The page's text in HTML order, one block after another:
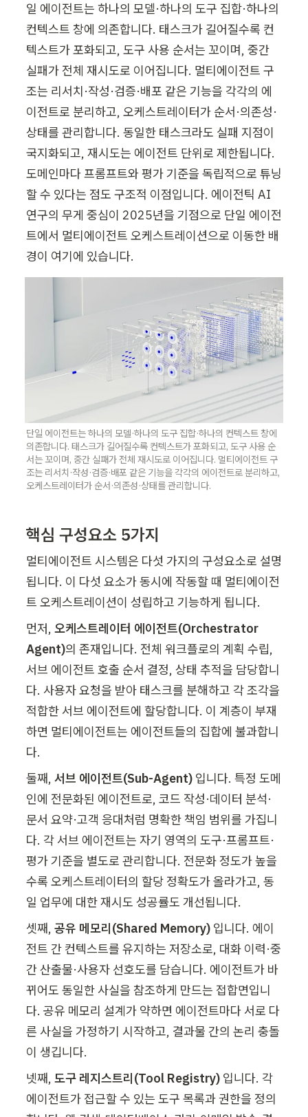
일 에이전트는 하나의 모델·하나의 도구 집합·하나의
컨텍스트 창에 의존합니다. 태스크가 길어질수록 컨
텍스트가 포화되고, 도구 사용 순서는 꼬이며, 중간
실패가 전체 재시도로 이어집니다. 멀티에이전트 구
조는 리서치·작성·검증·배포 같은 기능을 각각의 에
이전트로 분리하고, 오케스트레이터가 순서·의존성·
상태를 관리합니다. 동일한 태스크라도 실패 지점이
국지화되고, 재시도는 에이전트 단위로 제한됩니다.
도메인마다 프롬프트와 평가 기준을 독립적으로 튜닝
할 수 있다는 점도 구조적 이점입니다. 에이전틱 AI
연구의 무게 중심이 2025년을 기점으로 단일 에이전
트에서 멀티에이전트 오케스트레이션으로 이동한 배
경이 여기에 있습니다.
단일 에이전트는 하나의 모델·하나의 도구 집합·하나의 컨텍스트 창에
의존합니다. 태스크가 길어질수록 컨텍스트가 포화되고, 도구 사용 순
서는 꼬이며, 중간 실패가 전체 재시도로 이어집니다. 멀티에이전트 구
조는 리서치·작성·검증·배포 같은 기능을 각각의 에이전트로 분리하고,
오케스트레이터가 순서·의존성·상태를 관리합니다.
핵심 구성요소 5가지
멀티에이전트 시스템은 다섯 가지의 구성요소로 설명
됩니다. 이 다섯 요소가 동시에 작동할 때 멀티에이전
트 오케스트레이션이 성립하고 기능하게 됩니다.
먼저, 오케스트레이터 에이전트(Orchestrator
Agent)의 존재입니다. 전체 워크플로의 계획 수립,
서브 에이전트 호출 순서 결정, 상태 추적을 담당합니
다. 사용자 요청을 받아 태스크를 분해하고 각 조각을
적합한 서브 에이전트에 할당합니다. 이 계층이 부재
하면 멀티에이전트는 에이전트들의 집합에 불과합니
다.
둘째, 서브 에이전트(Sub-Agent) 입니다. 특정 도메
인에 전문화된 에이전트로, 코드 작성·데이터 분석·
문서 요약·고객 응대처럼 명확한 책임 범위를 가집니
다. 각 서브 에이전트는 자기 영역의 도구·프롬프트·
평가 기준을 별도로 관리합니다. 전문화 정도가 높을
수록 오케스트레이터의 할당 정확도가 올라가고, 동
일 업무에 대한 재시도 성공률도 개선됩니다.
셋째, 공유 메모리(Shared Memory) 입니다. 에이
전트 간 컨텍스트를 유지하는 저장소로, 대화 이력·중
간 산출물·사용자 선호도를 담습니다. 에이전트가 바
뀌어도 동일한 사실을 참조하게 만드는 접합면입니
다. 공유 메모리 설계가 약하면 에이전트마다 서로 다
른 사실을 가정하기 시작하고, 결과물 간의 논리 충돌
이 생깁니다.
넷째, 도구 레지스트리(Tool Registry) 입니다. 각
에이전트가 접근할 수 있는 도구 목록과 권한을 정의